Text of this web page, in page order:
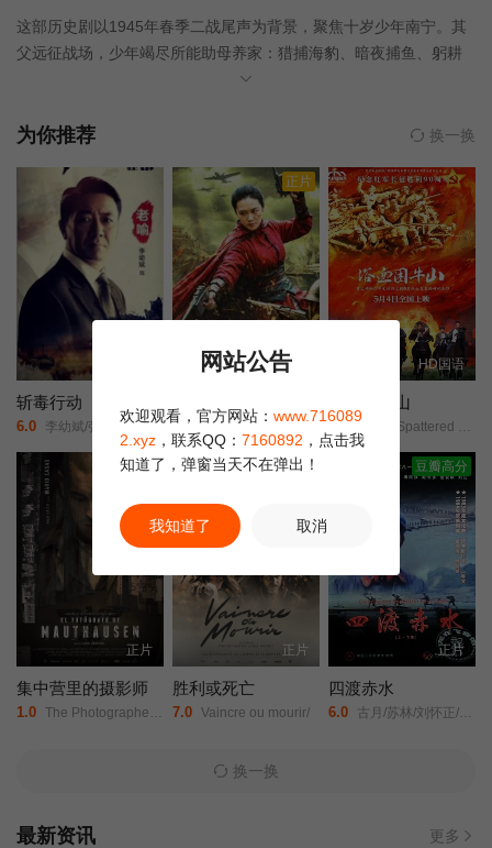
这部历史剧以1945年春季二战尾声为背景，聚焦十岁少年南宁。其
父远征战场，少年竭尽所能助母养家：猎捕海豹、暗夜捕鱼、躬耕
田间。然而期盼已久的和平降临后，却催生全新冲突，南宁必须在
为你推荐 换一换
斩毒行动
6.0 李幼斌/张光北/李雨桐/
正片
HD
8.0 陈之辉/李为民/王岗岗/谢宁/王程/王品一/文祈/刘姝彤/魏兆雄/邱晨阳/
HD国语
浴血困牛山
6.0 Blood-Spattered Cliff/
正片
正片
集中营里的摄影师
1.0 The Photographer of Mauthausen/
正片
正片
胜利或死亡
7.0 Vaincre ou mourir/
豆瓣高分
正片
四渡赤水
6.0 古月/苏林/刘怀正/傅学诚/
换一换
最新资讯 更多
网站公告
欢迎观看，官方网站： www.716089
2.xyz ，联系QQ： 7160892 ，点击我
知道了，弹窗当天不在弹出！
我知道了 取消